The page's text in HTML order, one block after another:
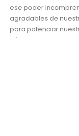
ese poder
agradables de
para potenciar
cómo pensamos, qué